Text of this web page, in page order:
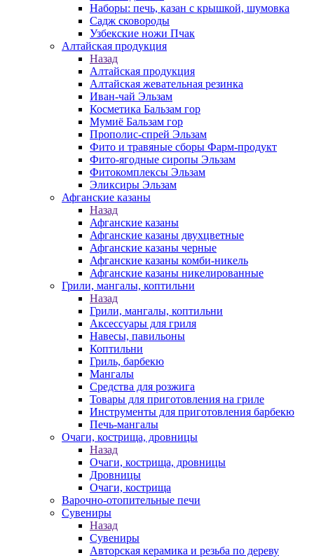
Наборы: печь, казан с крышкой, шумовка
Садж сковороды
Узбекские ножи Пчак
Алтайская продукция
Назад
Алтайская продукция
Алтайская жевательная резинка
Иван-чай Эльзам
Косметика Бальзам гор
Мумиё Бальзам гор
Прополис-спрей Эльзам
Фито и травяные сборы Фарм-продукт
Фито-ягодные сиропы Эльзам
Фитокомплексы Эльзам
Эликсиры Эльзам
Афганские казаны
Назад
Афганские казаны
Афганские казаны двухцветные
Афганские казаны черные
Афганские казаны комби-никель
Афганские казаны никелированные
Грили, мангалы, коптильни
Назад
Грили, мангалы, коптильни
Аксессуары для гриля
Навесы, павильоны
Коптильни
Гриль, барбекю
Мангалы
Средства для розжига
Товары для приготовления на гриле
Инструменты для приготовления барбекю
Печь-мангалы
Очаги, кострища, дровницы
Назад
Очаги, кострища, дровницы
Дровницы
Очаги, кострища
Варочно-отопительные печи
Сувениры
Назад
Сувениры
Авторская керамика и резьба по дереву